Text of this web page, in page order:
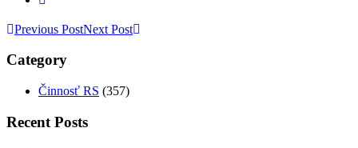
Previous PostNext Post
Category
Činnosť RS (357)
Recent Posts